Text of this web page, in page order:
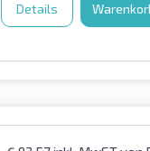
Details